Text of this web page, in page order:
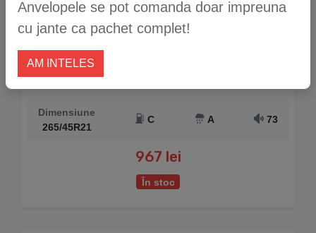
Dimensiune
265/45R21
C A 73
967 lei
În stoc
Anvelopele se pot comanda doar impreuna
cu jante ca pachet complet!
AM INTELES